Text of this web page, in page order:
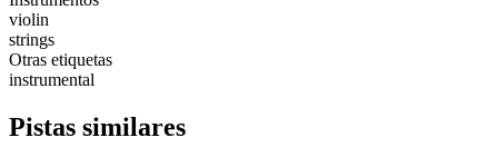
violin
strings
Otras etiquetas
instrumental
Pistas similares